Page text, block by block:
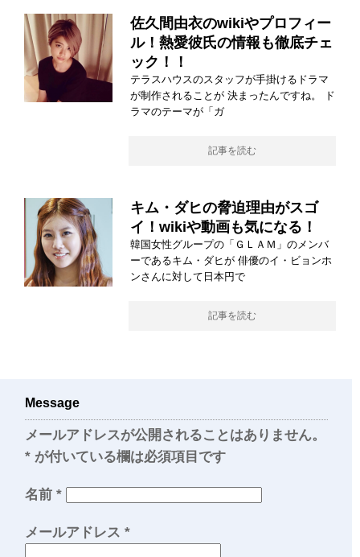
佐久間由衣のwikiやプロフィー
ル！熱愛彼氏の情報も徹底チェ
ック！！
テラスハウスのスタッフが手掛けるドラマ
が制作されることが 決まったんですね。 ド
ラマのテーマが「ガ
記事を読む
キム・ダヒの脅迫理由がスゴ
イ！wikiや動画も気になる！
韓国女性グループの「ＧＬＡＭ」のメンバ
ーであるキム・ダヒが 俳優のイ・ビョンホ
ンさんに対して日本円で
記事を読む
Message
メールアドレスが公開されることはありません。
* が付いている欄は必須項目です
名前 *
メールアドレス *